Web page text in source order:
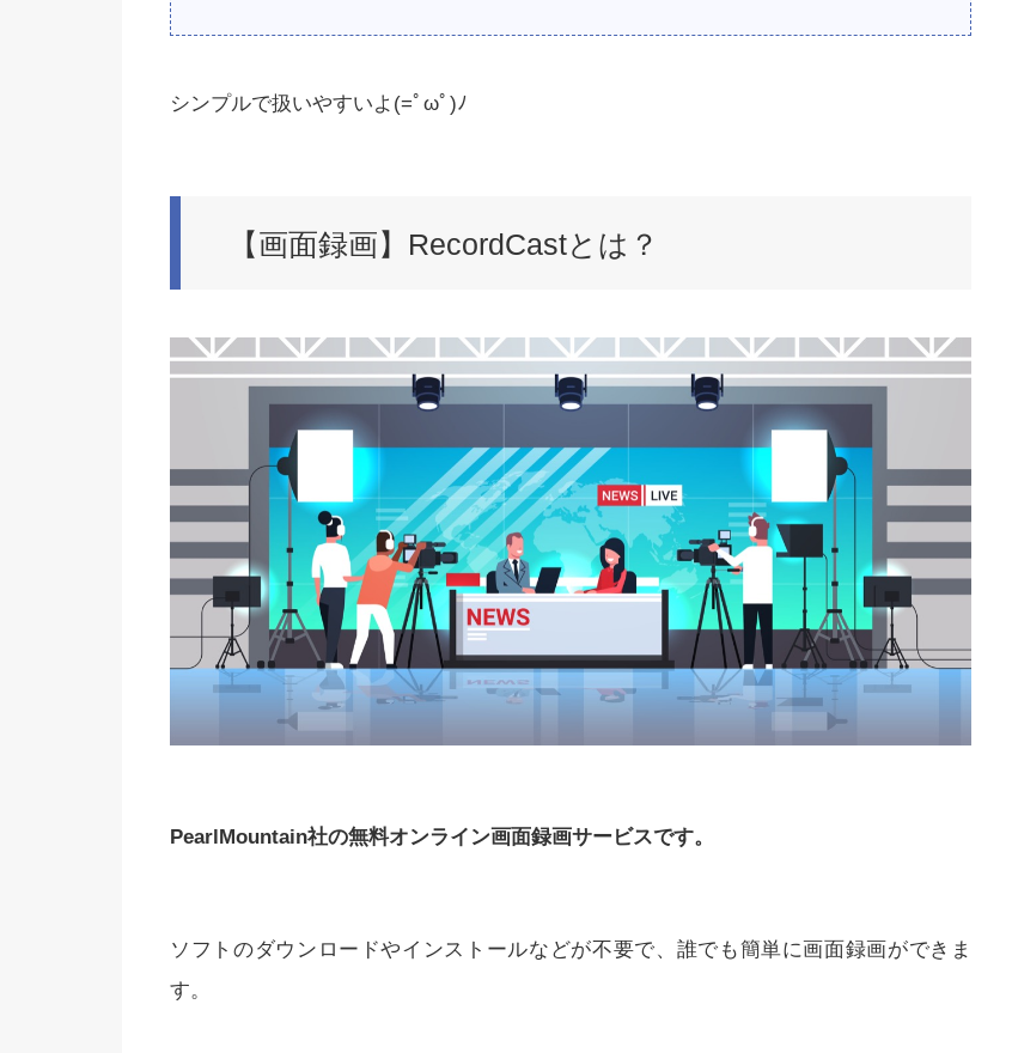
シンプルで扱いやすいよ(=ﾟωﾟ)ﾉ
【画面録画】RecordCastとは？
PearlMountain社の無料オンライン画面録画サービスです。
ソフトのダウンロードやインストールなどが不要で、誰でも簡単に画面録画ができま
す。